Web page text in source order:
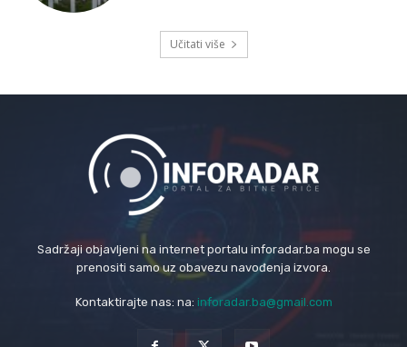
Učitati više
Sadržaji objavljeni na internet portalu inforadar.ba mogu se
prenositi samo uz obavezu navođenja izvora.
Kontaktirajte nas: na: inforadar.ba@gmail.com